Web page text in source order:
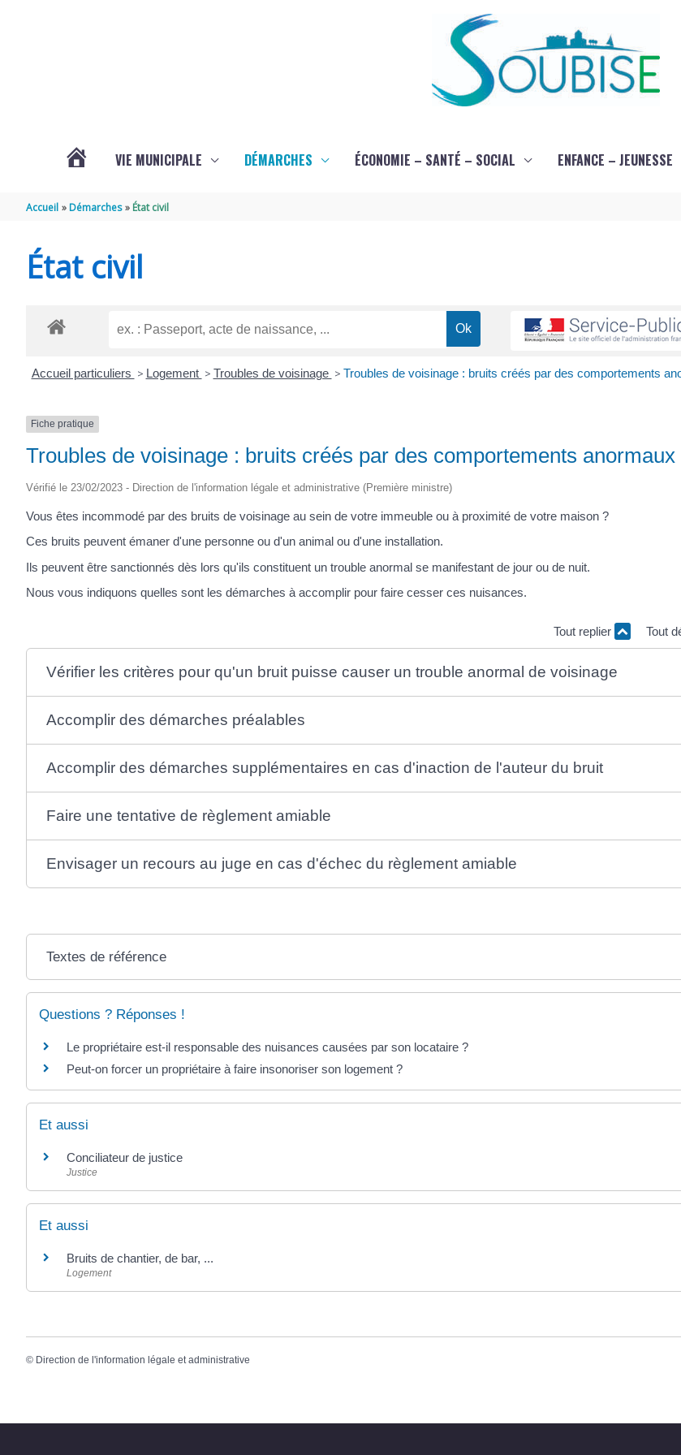
VIE MUNICIPALE DÉMARCHES ÉCONOMIE – SANTÉ – SOCIAL ENFANCE – JEUNESSE
Accueil Démarches État civil
État civil
Accueil particuliers > Logement > Troubles de voisinage > Troubles de voisinage : bruits créés par des comportements
Fiche pratique
Troubles de voisinage : bruits créés par des comportements anormaux
Vérifié le 23/02/2023 - Direction de l'information légale et administrative (Première ministre)
Vous êtes incommodé par des bruits de voisinage au sein de votre immeuble ou à proximité de votre maison ?
Ces bruits peuvent émaner d'une personne ou d'un animal ou d'une installation.
Ils peuvent être sanctionnés dès lors qu'ils constituent un trouble anormal se manifestant de jour ou de nuit.
Nous vous indiquons quelles sont les démarches à accomplir pour faire cesser ces nuisances.
Tout replier Tout
Vérifier les critères pour qu'un bruit puisse causer un trouble anormal de voisinage
Accomplir des démarches préalables
Accomplir des démarches supplémentaires en cas d'inaction de l'auteur du bruit
Faire une tentative de règlement amiable
Envisager un recours au juge en cas d'échec du règlement amiable
Textes de référence
Questions ? Réponses !
Le propriétaire est-il responsable des nuisances causées par son locataire ?
Peut-on forcer un propriétaire à faire insonoriser son logement ?
Et aussi
Conciliateur de justice
Justice
Et aussi
Bruits de chantier, de bar, ...
Logement
© Direction de l'information légale et administrative